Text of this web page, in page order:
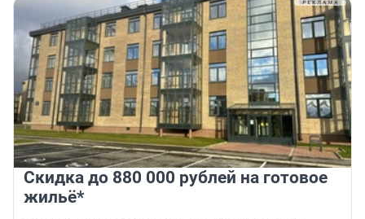
Скидка до 880 000 рублей на готовое
жильё*